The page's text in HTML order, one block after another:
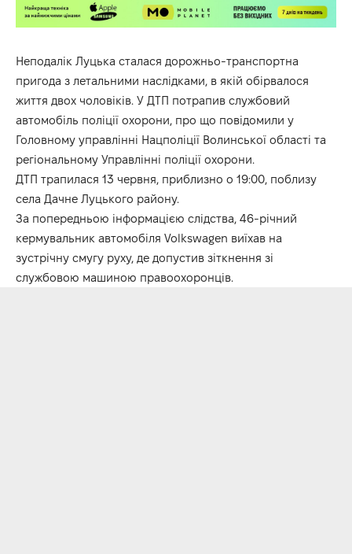
Неподалік Луцька сталася дорожньо-транспортна
пригода з летальними наслідками, в якій обірвалося
життя двох чоловіків. У ДТП потрапив службовий
автомобіль поліції охорони, про що повідомили у
Головному управлінні Нацполіції Волинської області та
регіональному Управлінні поліції охорони.
ДТП трапилася 13 червня, приблизно о 19:00, поблизу
села Дачне Луцького району.
За попередньою інформацією слідства, 46-річний
кермувальник автомобіля Volkswagen виїхав на
зустрічну смугу руху, де допустив зіткнення зі
службовою машиною правоохоронців.